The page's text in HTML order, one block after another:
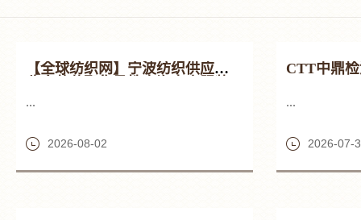
【全球纺织网】宁波纺织供应链饱
...
2026-08-02
CTT中鼎
...
2026-07-